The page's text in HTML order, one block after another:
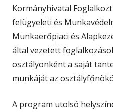
Kormányhivatal
felügyeleti és
Munkaerőpiaci és
által vezetett
osztályonként a saját
munkáját az
A program utolsó